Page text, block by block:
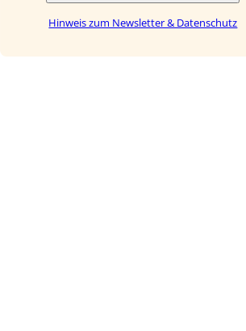
Hinweis zum Newsletter & Datenschutz